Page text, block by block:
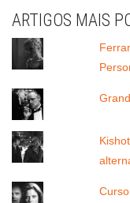
ARTIGOS MAIS